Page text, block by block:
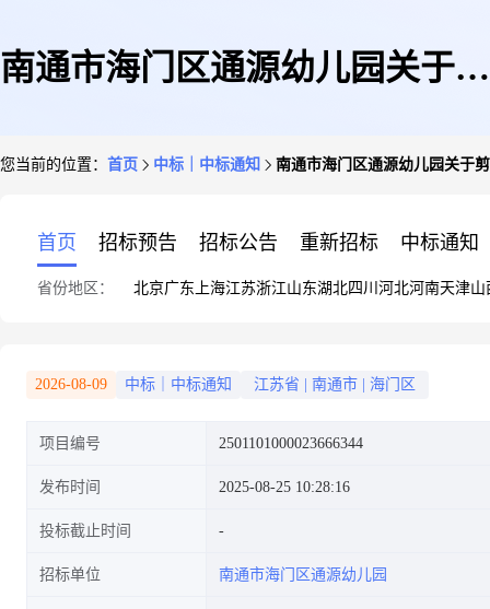
南通市海门区通源幼儿园关于剪
您当前的位置： 首页 中标｜中标通知 南通市海门区通源幼儿园关于
首页 招标预告 招标公告 重新招标 中标通知
省份地区： 北京广东 上海江苏浙江山东湖北四川 河北河南天津山
2026-08-09 中标｜中标通知 江苏省 南通市 海门区
项目编号 2501101000023666344
发布时间 2025-08-25 10:28:16
投标截止时间
招标单位 南通市海门区通源幼儿园